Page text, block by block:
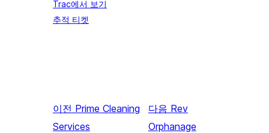
Trac에서 보기
추적 티켓
이전 Prime Cleaning
Services
다음 Rev
Orphanage